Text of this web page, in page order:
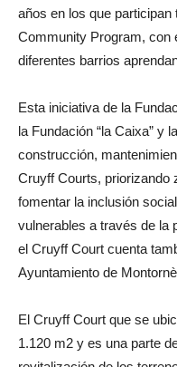
años en los que
Community Program, con
diferentes barrios
Esta iniciativa de la
la Fundación “la Caixa” y
construcción,
Cruyff Courts, priorizando
fomentar la inclusión
vulnerables a través de la
el Cruyff Court cuenta
Ayuntamiento de
El Cruyff Court que se
1.120 m2 y es una parte